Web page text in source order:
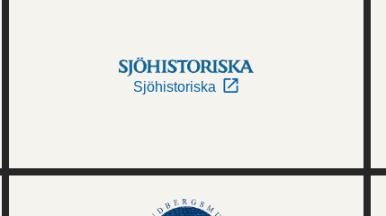
Sjöhistoriska